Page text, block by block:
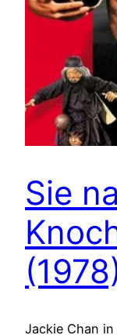
Sie
Jackie Chan